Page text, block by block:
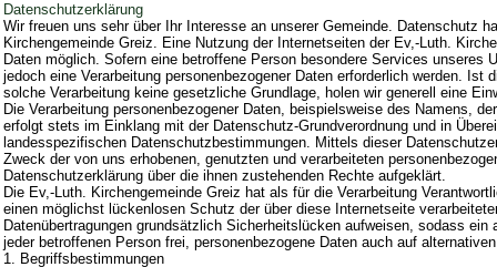
Datenschutzerklärung
Wir freuen uns sehr über Ihr Interesse an unserer Gemeinde. Datenschutz
Kirchengemeinde Greiz. Eine Nutzung der Internetseiten der Ev,-Luth.
Daten möglich. Sofern eine betroffene Person besondere Services
jedoch eine Verarbeitung personenbezogener Daten erforderlich werden.
solche Verarbeitung keine gesetzliche Grundlage, holen wir generell eine
Die Verarbeitung personenbezogener Daten, beispielsweise des Namens,
erfolgt stets im Einklang mit der Datenschutz-Grundverordnung und in
landesspezifischen Datenschutzbestimmungen. Mittels dieser
Zweck der von uns erhobenen, genutzten und verarbeiteten
Datenschutzerklärung über die ihnen zustehenden Rechte aufgeklärt.
Die Ev,-Luth. Kirchengemeinde Greiz hat als für die Verarbeitung
einen möglichst lückenlosen Schutz der über diese Internetseite
Datenübertragungen grundsätzlich Sicherheitslücken aufweisen, sodass
jeder betroffenen Person frei, personenbezogene Daten auch auf
1. Begriffsbestimmungen